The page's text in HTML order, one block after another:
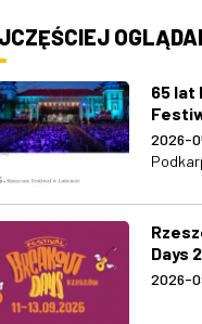
65 lat
2026-
Days
2026-